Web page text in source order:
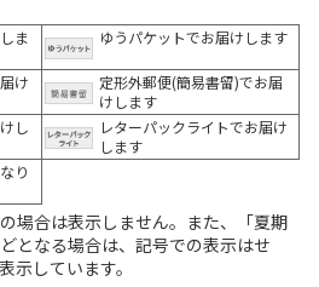
ま
ゆうパケットでお届けします
け
定形外郵便(簡易書留)でお届
けします
し
レターパックライトでお届け
します
り
場合は表示しません。また、「夏期
となる場合は、記号での表示はせ
示しています。